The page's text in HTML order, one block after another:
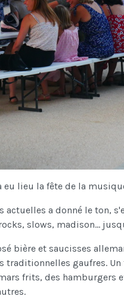
eu lieu la fête de la
actuelles a donné le ton,
slows, madison...
bière et saucisses
traditionnelles gaufres.
frits, des hamburgers